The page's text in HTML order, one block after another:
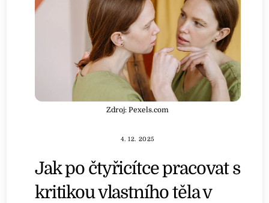
Zdroj: Pexels.com
4. 12. 2025
Jak po čtyřicítce pracovat s
kritikou vlastního těla v